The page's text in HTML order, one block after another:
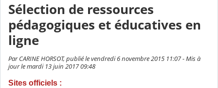
Sélection de ressources
pédagogiques et éducatives en
ligne
Par CARINE HORSOT, publié le vendredi 6 novembre 2015 11:07 - Mis à
jour le mardi 13 juin 2017 09:48
Sites officiels :